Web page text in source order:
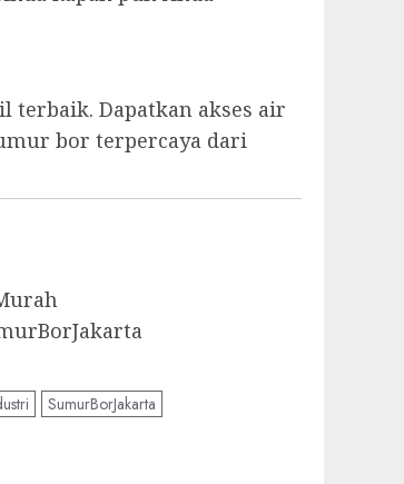
terbaik. Dapatkan akses air
bor terpercaya dari
SumurBorJakarta